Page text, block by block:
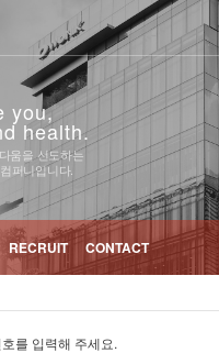
you,
health.
움을 선도하는
퍼니입니다.
RECRUIT CONTACT
를 입력해 주세요.